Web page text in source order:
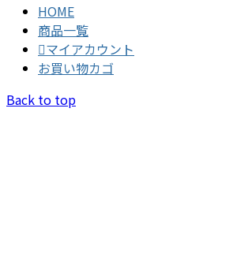
HOME
商品一覧
マイアカウント
お買い物カゴ
Back to top